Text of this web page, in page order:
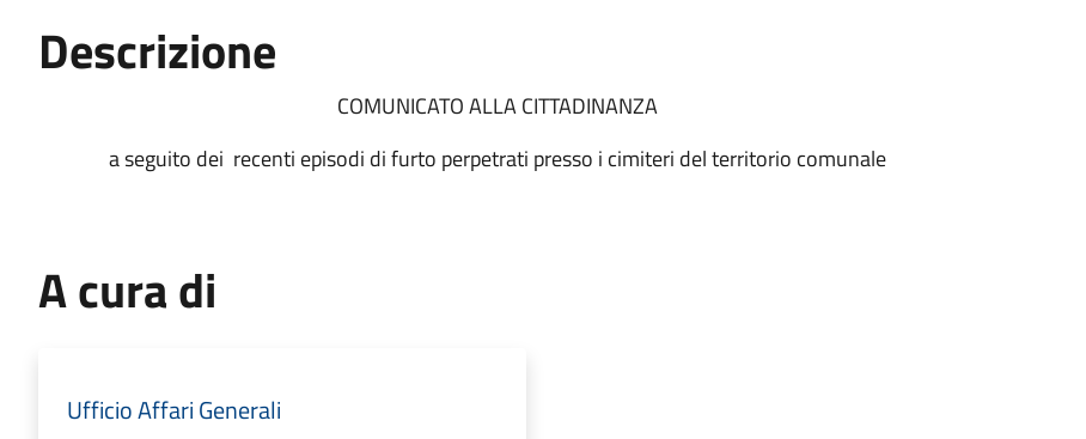
Descrizione
COMUNICATO ALLA CITTADINANZA
a seguito dei recenti episodi di furto perpetrati presso i cimiteri del territorio comunale
A cura di
Ufficio Affari Generali